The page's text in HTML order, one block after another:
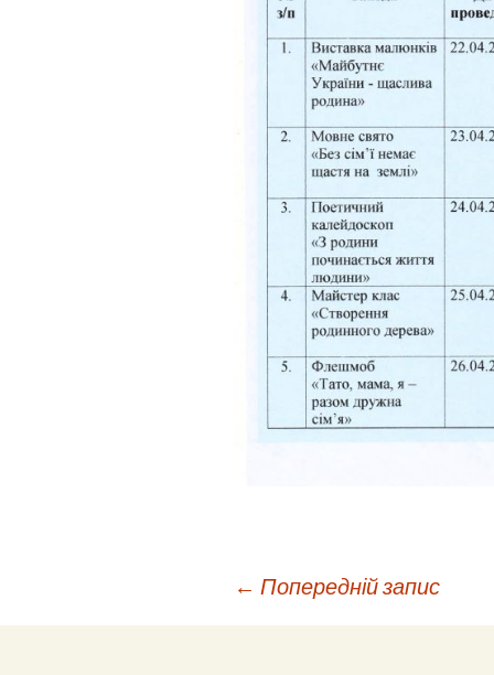
порушеннями
навчання,
виховання
МО вчителів і
вихователів
класів
Методичне
педагогів з
виховання
порушеннями
розвитку
Навігація
← Попередній запис